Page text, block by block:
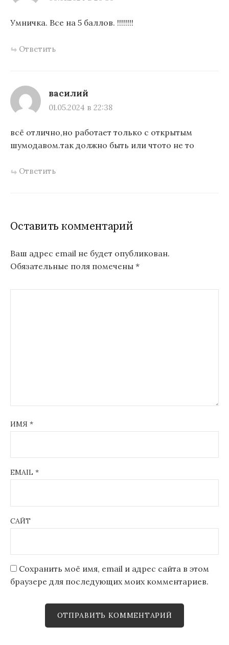
Умничка. Все на 5 баллов. !!!!!!!!
Ответить
василий
01.05.2024 в 22:38
всё отлично,но работает только с открытым
шумодавом.так должно быть или чтото не то
Ответить
Оставить комментарий
Ваш адрес email не будет опубликован.
Обязательные поля помечены *
ИМЯ *
EMAIL *
САЙТ
Сохранить моё имя, email и адрес сайта в этом
браузере для последующих моих комментариев.